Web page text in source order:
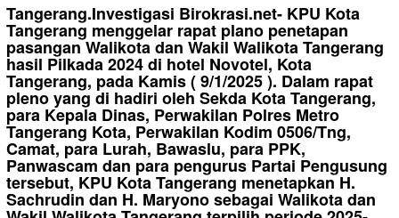
Tangerang.Investigasi Birokrasi.net- KPU Kota
Tangerang menggelar rapat plano penetapan
pasangan Walikota dan Wakil Walikota Tangerang
hasil Pilkada 2024 di hotel Novotel, Kota
Tangerang, pada Kamis ( 9/1/2025 ). Dalam rapat
pleno yang di hadiri oleh Sekda Kota Tangerang,
para Kepala Dinas, Perwakilan Polres Metro
Tangerang Kota, Perwakilan Kodim 0506/Tng,
Camat, para Lurah, Bawaslu, para PPK,
Panwascam dan para pengurus Partai Pengusung
tersebut, KPU Kota Tangerang menetapkan H.
Sachrudin dan H. Maryono sebagai Walikota dan